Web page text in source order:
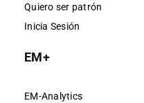
Quiero ser patrón
Inicia Sesión
EM+
EM-Analytics